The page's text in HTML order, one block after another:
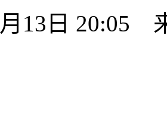
月13日 20:05